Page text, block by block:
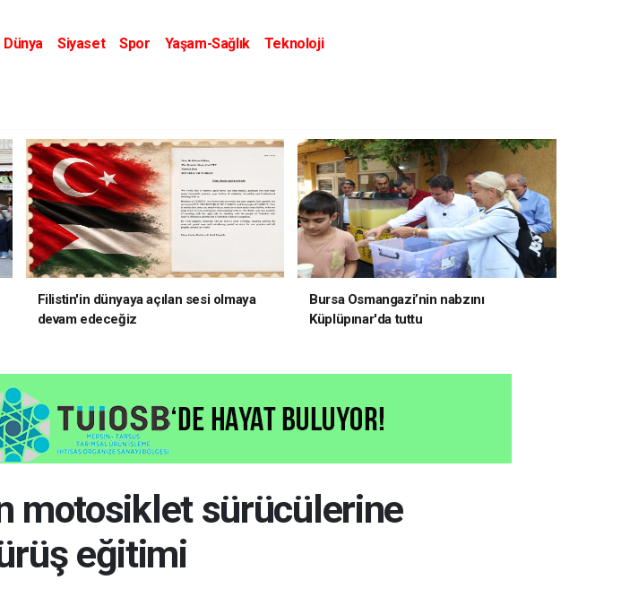
Dünya Siyaset Spor Yaşam-Sağlık
Teknoloji
Filistin'in dünyaya açılan sesi olmaya
devam edeceğiz
Bursa Osmangazi’nin nabzını
Küplüpınar'da tuttu
motosiklet sürücülerine
eğitimi